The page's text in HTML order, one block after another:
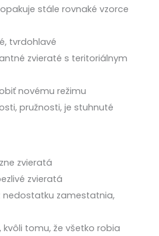
stále rovnaké vzorce
tvrdohlavé
zvieraté s teritoriálnym
novému režimu
pružnosti, je stuhnuté
zvieratá
zvieratá
nedostatku zamestatnia,
tomu, že všetko robia